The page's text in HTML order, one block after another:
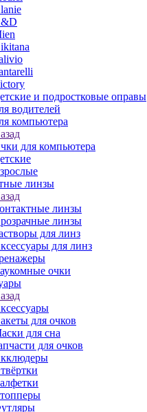
и подростковые оправы
водителей
компьютера
для компьютера
линзы
линзы
линзы
для линз
для линз
очки
для очков
для сна
для очков